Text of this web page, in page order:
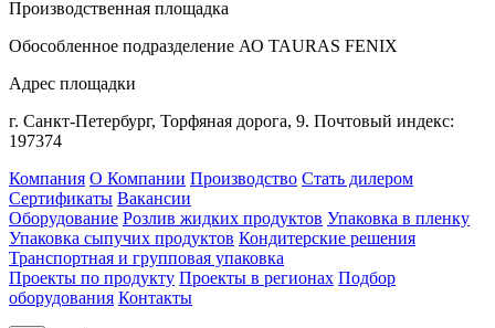
Производственная площадка
Обособленное подразделение АО TAURAS FENIX
Адрес площадки
г. Санкт-Петербург, Торфяная дорога, 9. Почтовый индекс:
197374
Компания О Компании Производство Стать дилером
Сертификаты Вакансии
Оборудование Розлив жидких продуктов Упаковка в пленку
Упаковка сыпучих продуктов Кондитерские решения
Транспортная и групповая упаковка
Проекты по продукту Проекты в регионах Подбор
оборудования Контакты